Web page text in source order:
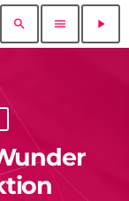
search menu play_arrow